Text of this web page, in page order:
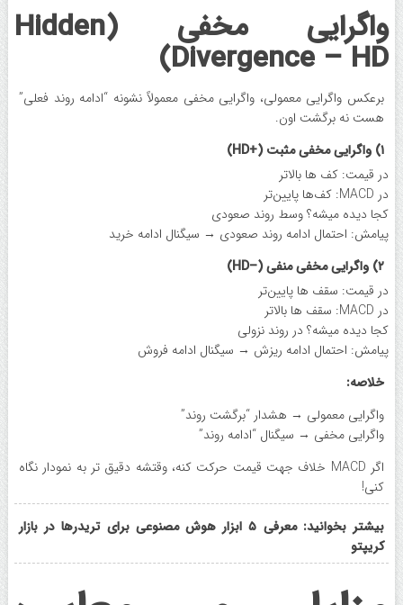
واگرایی مخفی (Hidden
Divergence – HD)
برعکس واگرایی معمولی، واگرایی مخفی معمولاً نشونه “ادامه روند فعلی”
هست نه برگشت اون.
۱) واگرایی مخفی مثبت (+HD)
در قیمت: کف ها بالاتر
در MACD: کف‌ها پایین‌تر
کجا دیده میشه؟ وسط روند صعودی
پیامش: احتمال ادامه روند صعودی → سیگنال ادامه خرید
۲) واگرایی مخفی منفی (–HD)
در قیمت: سقف ها پایین‌تر
در MACD: سقف ها بالاتر
کجا دیده میشه؟ در روند نزولی
پیامش: احتمال ادامه ریزش → سیگنال ادامه فروش
خلاصه:
واگرایی معمولی → هشدار “برگشت روند”
واگرایی مخفی → سیگنال “ادامه روند”
اگر MACD خلاف جهت قیمت حرکت کنه، وقتشه دقیق تر به نمودار نگاه
کنی!
بیشتر بخوانید: معرفی ۵ ابزار هوش مصنوعی برای تریدرها در بازار
کریپتو